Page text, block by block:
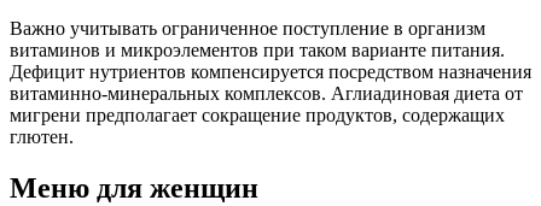
Важно учитывать ограниченное поступление в организм
витаминов и микроэлементов при таком варианте питания.
Дефицит нутриентов компенсируется посредством назначения
витаминно-минеральных комплексов. Аглиадиновая диета от
мигрени предполагает сокращение продуктов, содержащих
глютен.
Меню для женщин